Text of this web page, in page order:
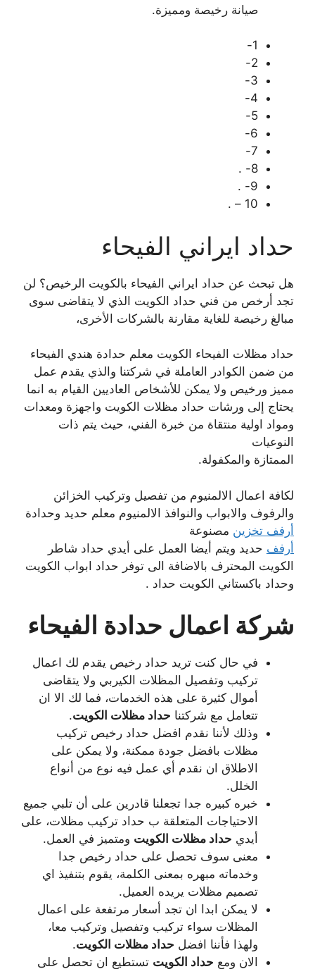
صيانة رخيصة ومميزة.
1-
2-
3-
4-
5-
6-
7-
8- .
9- .
10 – .
حداد ايراني الفيحاء
هل تبحث عن حداد ايراني الفيحاء بالكويت الرخيص؟ لن
تجد أرخص من فني حداد الكويت الذي لا يتقاضى سوى
مبالغ رخيصة للغاية مقارنة بالشركات الأخرى،
حداد مظلات الفيحاء الكويت معلم حدادة هندي الفيحاء
من ضمن الكوادر العاملة في شركتنا والذي يقدم عمل
مميز ورخيص ولا يمكن للأشخاص العاديين القيام به انما
يحتاج إلى ورشات حداد مظلات الكويت واجهزة ومعدات
ومواد اولية منتقاة من خبرة الفني، حيث يتم ذات
النوعيات
الممتازة والمكفولة.
لكافة اعمال الالمنيوم من تفصيل وتركيب الخزائن
والرفوف والابواب والنوافذ الالمنيوم معلم حديد وحدادة
أرفف تخزين مصنوعة
أرفف حديد ويتم أيضا العمل على أيدي حداد شاطر
الكويت المحترف بالاضافة الى توفر حداد ابواب الكويت
وحداد باكستاني الكويت حداد .
شركة اعمال حدادة الفيحاء
في حال كنت تريد حداد رخيص يقدم لك اعمال
تركيب وتفصيل المظلات الكيربي ولا يتقاضى
أموال كثيرة على هذه الخدمات، فما لك الا ان
تتعامل مع شركتنا حداد مظلات الكويت.
وذلك لأننا نقدم افضل حداد رخيص تركيب
مظلات بافضل جودة ممكنة، ولا يمكن على
الاطلاق ان نقدم أي عمل فيه نوع من أنواع
الخلل.
خبره كبيره جدا تجعلنا قادرين على أن تلبي جميع
الاحتياجات المتعلقة ب حداد تركيب مظلات، على
أيدي حداد مظلات الكويت ومتميز في العمل.
معنى سوف تحصل على حداد رخيص جدا
وخدماته مبهره بمعنى الكلمة، يقوم بتنفيذ اي
تصميم مظلات يريده العميل.
لا يمكن ابدا ان تجد أسعار مرتفعة على اعمال
المظلات سواء تركيب وتفصيل وتركيب معا،
ولهذا فأننا افضل حداد مظلات الكويت.
الان ومع حداد الكويت تستطيع ان تحصل على